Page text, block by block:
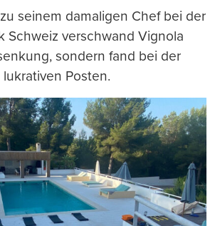
seinem damaligen Chef bei der
Schweiz verschwand Vignola
sondern fand bei der
Posten.